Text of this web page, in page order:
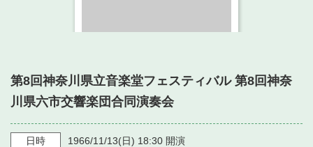
・ よくある質問
・ 空き状況
・ 抽選対象日
・ 利用料金
・ 音楽堂のご案内
・ フロアマップ
神奈川県立音楽堂
SNS
第8回神奈川県立音楽堂フェスティバル 第8回神奈
川県六市交響楽団合同演奏会
日時 1966/11/13(日) 18:30 開演